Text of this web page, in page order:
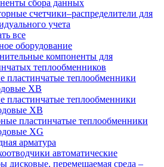
сбора данных
счетчики–распределители для
учета
все
оборудование
компоненты для
теплообменников
пластинчатые теплообменники
XB
пластинчатые теплообменники
ХВ
пластинчатые теплообменники
ХG
арматура
автоматические
дисковые, перемещаемая среда –